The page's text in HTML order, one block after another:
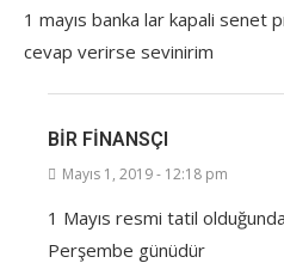
1 mayıs banka lar kapali senet
cevap verirse sevinirim
BIR FINANSÇI
Mayıs 1, 2019 - 12:18 pm
1 Mayıs resmi tatil
Perşembe günüdür